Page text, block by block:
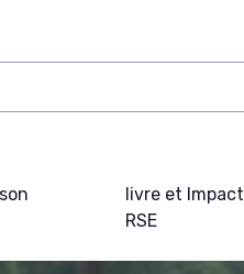
livre et Impact
RSE